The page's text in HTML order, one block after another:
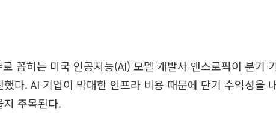
로 꼽히는 미국 인공지능(AI) 모델 개발사 앤스로픽이 분기
했다. AI 기업이 막대한 인프라 비용 때문에 단기 수익성을
지 주목된다.